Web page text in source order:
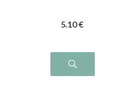
5.10 €